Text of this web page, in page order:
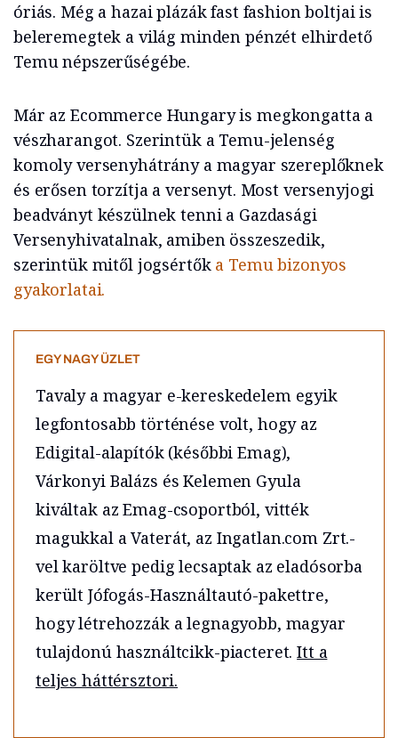
óriás. Még a hazai plázák fast fashion boltjai is
beleremegtek a világ minden pénzét elhirdető
Temu népszerűségébe.
Már az Ecommerce Hungary is megkongatta a
vészharangot. Szerintük a Temu-jelenség
komoly versenyhátrány a magyar szereplőknek
és erősen torzítja a versenyt. Most versenyjogi
beadványt készülnek tenni a Gazdasági
Versenyhivatalnak, amiben összeszedik,
szerintük mitől jogsértők a Temu bizonyos
gyakorlatai.
EGY NAGY ÜZLET
Tavaly a magyar e-kereskedelem egyik
legfontosabb történése volt, hogy az
Edigital-alapítók (későbbi Emag),
Várkonyi Balázs és Kelemen Gyula
kiváltak az Emag-csoportból, vitték
magukkal a Vaterát, az Ingatlan.com Zrt.-
vel karöltve pedig lecsaptak az eladósorba
került Jófogás-Használtautó-pakettre,
hogy létrehozzák a legnagyobb, magyar
tulajdonú használtcikk-piacteret.Itt a
teljes háttérsztori.